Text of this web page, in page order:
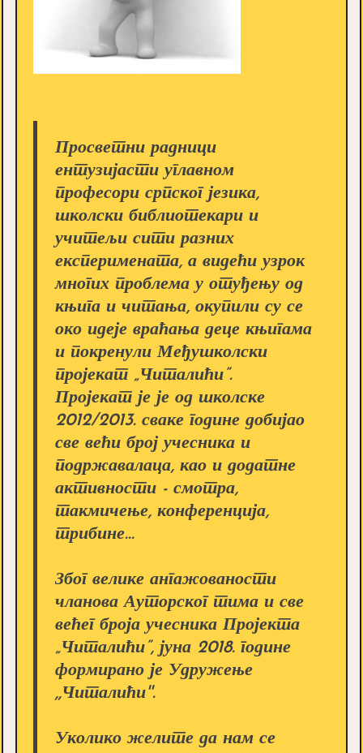
Просветни радници
ентузијасти углавном
професори српског језика,
школски библиотекари и
учитељи сити разних
експеримената, а видећи узрок
многих проблема у отуђењу од
књига и читања, окупили су се
око идеје враћања деце књигама
и покренули Међушколски
пројекат „Читалићи”.
Пројекат је је од школске
2012/2013. сваке године добијао
све већи број учесника и
подржавалаца, као и додатне
активности - смотра,
такмичење, конференција,
трибине...
Због велике ангажованости
чланова Ауторског тима и све
већег броја учесника Пројекта
„Читалићи”, јуна 2018. године
формирано је Удружење
,,Читалићи''.
Уколико желите да нам се